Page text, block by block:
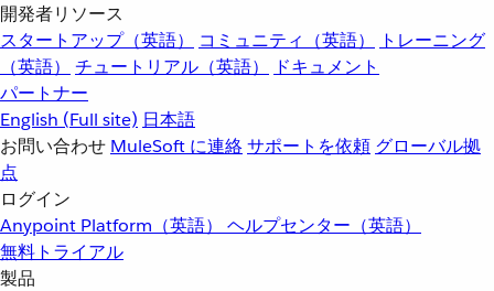
開発者リソース
スタートアップ（英語）
コミュニティ（英語）
トレーニング
（英語）
チュートリアル（英語）
ドキュメント
パートナー
English (Full site) 日本語
お問い合わせ MuleSoft に連絡サポートを依頼 グローバル拠
点
ログイン
Anypoint Platform（英語） ヘルプセンター（英語）
無料トライアル
製品